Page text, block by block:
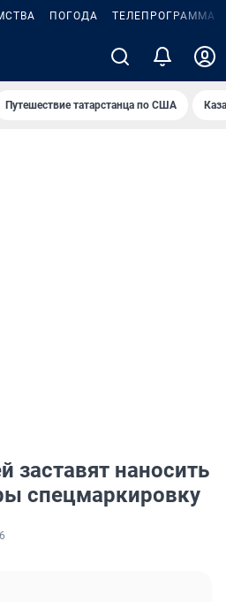
ПОГОДА ТЕЛЕПРОГРАММА
Путешествие татарстанца по США
заставят наносить
спецмаркировку